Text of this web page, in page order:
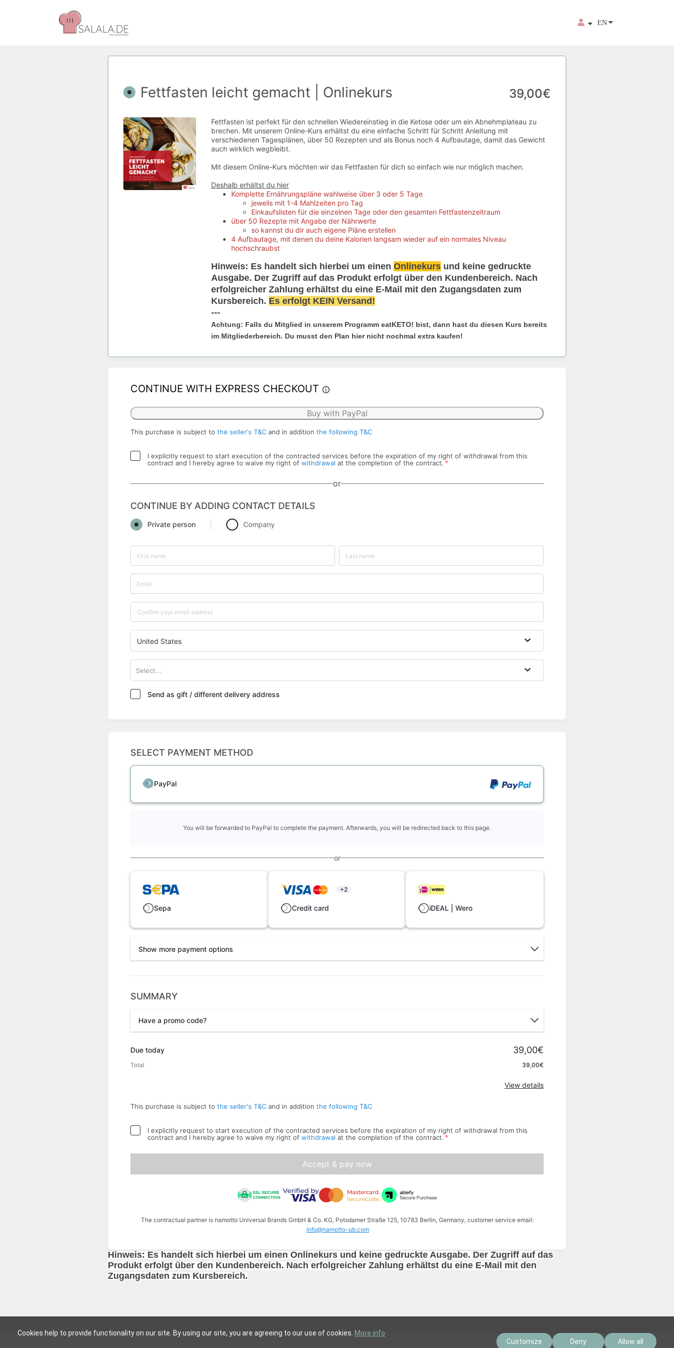
EN
Fettfasten leicht gemacht | Onlinekurs 39,00€
Fettfasten ist perfekt für den schnellen Wiedereinstieg in die Ketose oder um ein Abnehmplateau zu
brechen. Mit unserem Online-Kurs erhältst du eine einfache Schritt für Schritt Anleitung mit
verschiedenen Tagesplänen, über 50 Rezepten und als Bonus noch 4 Aufbautage, damit das Gewicht
auch wirklich wegbleibt.
Mit diesem Online-Kurs möchten wir das Fettfasten für dich so einfach wie nur möglich machen.
Deshalb erhältst du hier
Komplette Ernährungspläne wahlweise über 3 oder 5 Tage
jeweils mit 1-4 Mahlzeiten pro Tag
Einkaufslisten für die einzelnen Tage oder den gesamten Fettfastenzeitraum
über 50 Rezepte mit Angabe der Nährwerte
so kannst du dir auch eigene Pläne erstellen
4 Aufbautage, mit denen du deine Kalorien langsam wieder auf ein normales Niveau
hochschraubst
Hinweis: Es handelt sich hierbei um einen Onlinekurs und keine gedruckte
Ausgabe. Der Zugriff auf das Produkt erfolgt über den Kundenbereich. Nach
erfolgreicher Zahlung erhältst du eine E-Mail mit den Zugangsdaten zum
Kursbereich. Es erfolgt KEIN Versand!
---
Achtung: Falls du Mitglied in unserem Programm eatKETO! bist, dann hast du diesen Kurs bereits
im Mitgliederbereich. Du musst den Plan hier nicht nochmal extra kaufen!
CONTINUE WITH EXPRESS CHECKOUT
Buy with PayPal
This purchase is subject to the seller's T&C and in addition the following T&C
I explicitly request to start execution of the contracted services before the expiration of my right of withdrawal from this
contract and I hereby agree to waive my right of withdrawal at the completion of the contract.*
or
CONTINUE BY ADDING CONTACT DETAILS
Private person Company
United States
Select...
Send as gift / different delivery address
SELECT PAYMENT METHOD
PayPal
You will be forwarded to PayPal to complete the payment. Afterwards, you will be redirected back to this page.
or
Sepa
+2
Credit card iDEAL | Wero
Show more payment options
Przelewy24
SUMMARY
Have a promo code?
Due today 39,00€
Total 39,00€
View details
This purchase is subject to the seller's T&C and in addition the following T&C
I explicitly request to start execution of the contracted services before the expiration of my right of withdrawal from this
contract and I hereby agree to waive my right of withdrawal at the completion of the contract.*
Accept & pay now
The contractual partner is namotto Universal Brands GmbH & Co. KG, Potsdamer Straße 125, 10783 Berlin, Germany, customer service email:
info@namotto-ub.com
Hinweis: Es handelt sich hierbei um einen Onlinekurs und keine gedruckte Ausgabe. Der Zugriff auf das
Produkt erfolgt über den Kundenbereich. Nach erfolgreicher Zahlung erhältst du eine E-Mail mit den
Zugangsdaten zum Kursbereich.
Cookies help to provide functionality on our site. By using our site, you are agreeing to our use of cookies. More info
Customize
Deny Allow all